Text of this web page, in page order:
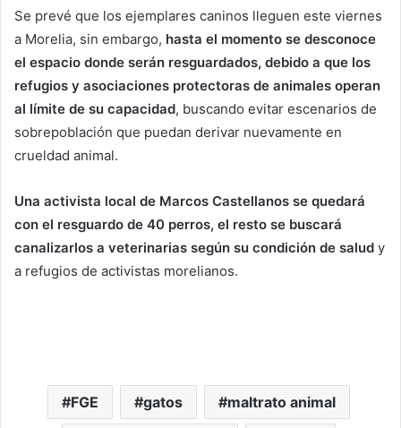
Se prevé que los ejemplares caninos lleguen este viernes
a Morelia, sin embargo, hasta el momento se desconoce
el espacio donde serán resguardados, debido a que los
refugios y asociaciones protectoras de animales operan
al límite de su capacidad, buscando evitar escenarios de
sobrepoblación que puedan derivar nuevamente en
crueldad animal.
Una activista local de Marcos Castellanos se quedará
con el resguardo de 40 perros, el resto se buscará
canalizarlos a veterinarias según su condición de salud y
a refugios de activistas morelianos.
FGE gatos maltrato animal